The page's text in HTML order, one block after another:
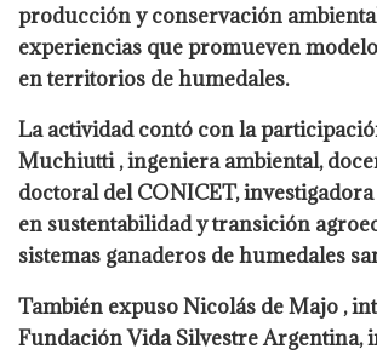
producción y conservación
experiencias que promueven
en territorios de humedales.
La actividad contó con la
Muchiutti , ingeniera ambiental,
doctoral del CONICET,
en sustentabilidad y transición
sistemas ganaderos de humedales
También expuso Nicolás de Majo ,
Fundación Vida Silvestre Argentina,